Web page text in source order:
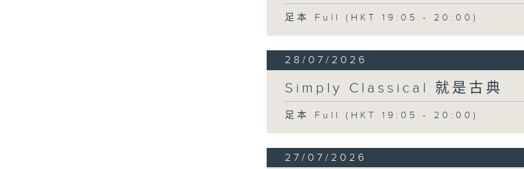
足本 Full (HKT 19:05 - 20:00)
28/07/2026
Simply Classical 就是古典
足本 Full (HKT 19:05 - 20:00)
27/07/2026